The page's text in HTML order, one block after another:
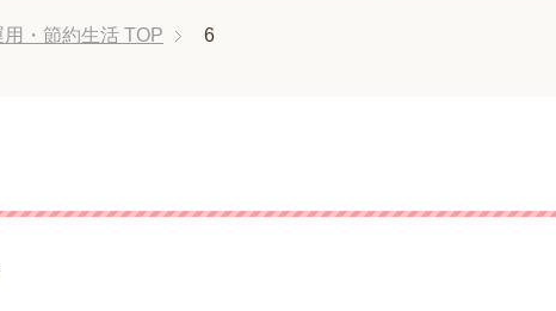
・節約生活 TOP 6